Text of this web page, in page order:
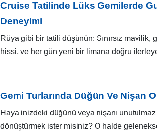
Cruise Tatilinde Lüks Gemilerde
Deneyimi
Rüya gibi bir tatili düşünün: Sınırsız mavilik,
hissi, ve her gün yeni bir limana doğru
Gemi Turlarında Düğün Ve Nişan
Hayalinizdeki düğünü veya nişanı
dönüştürmek ister misiniz? O halde